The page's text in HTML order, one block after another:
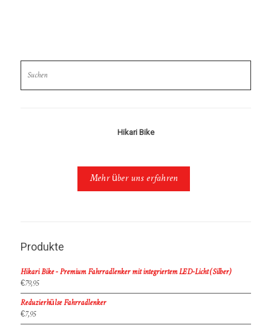
Hikari Bike
Mehr über uns erfahren
Produkte
Hikari Bike - Premium Fahrradlenker mit integriertem LED-Licht (Silber)
€79,95
Reduzierhülse Fahrradlenker
€7,95